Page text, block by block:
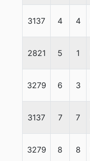
3137 4 4
2821 5 1
3279 6 3
3137 7 7
3279 8 8